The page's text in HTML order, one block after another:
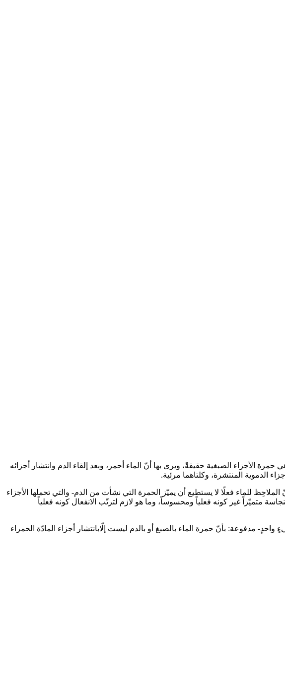
الأجزاء الصبغية حقيقةً، ويرى بها أنّ الماء أحمر، وبعد إلقاء الدم وانتشار أجزائه
الدموية المنتشرة، وكلتاهما مرئية.
للماء فعلًا لا يستطيع أن يميّز الحمرة التي نشأت من الدم- والتي تحملها الأجزاء
متميّزاً غير كونه فعلياً ومحسوساً، وما هو لازم لترتّب الانفعال كونه فعلياً
مدفوعة: بأنّ حمرة الماء بالصبغ أو بالدم ليست إلّابانتشار أجزاء المادّة الحمراء